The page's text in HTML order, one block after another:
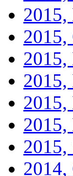
2015,
2015,
2015,
2015,
2015,
2014,